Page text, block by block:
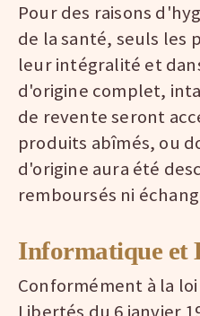
Pour des raisons
de la santé, seuls les
leur intégralité et
d'origine complet,
de revente seront
produits abîmés, ou
d'origine aura été
remboursés ni
Informatique et
Conformément à la